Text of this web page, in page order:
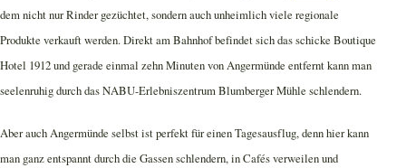
dem nicht nur Rinder gezüchtet, sondern auch unheimlich viele regionale
Produkte verkauft werden. Direkt am Bahnhof befindet sich das schicke Boutique
Hotel 1912 und gerade einmal zehn Minuten von Angermünde entfernt kann man
seelenruhig durch das NABU-Erlebniszentrum Blumberger Mühle schlendern.
Aber auch Angermünde selbst ist perfekt für einen Tagesausflug, denn hier kann
man ganz entspannt durch die Gassen schlendern, in Cafés verweilen und